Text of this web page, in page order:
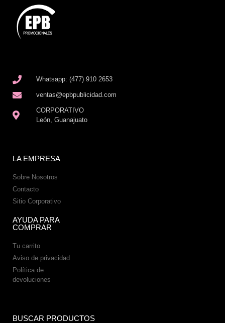
Whatsapp: (477) 910 2653
ventas@epbpublicidad.com
CORPORATIVO
León, Guanajuato
LA EMPRESA
Sobre Nosotros
Contacto
Sitio Corporativo
AYUDA PARA
COMPRAR
Tu carrito
Aviso de privacidad
Política de
devoluciones
BUSCAR PRODUCTOS